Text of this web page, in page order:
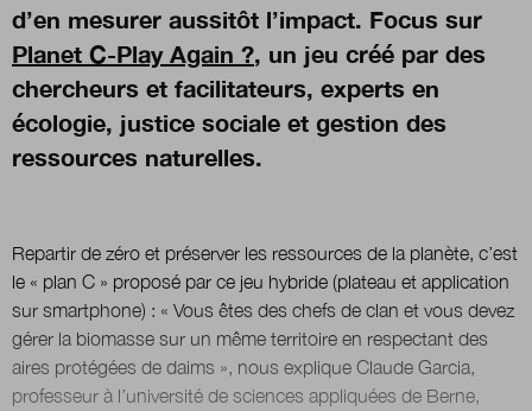
d’en mesurer aussitôt l’impact. Focus sur
Planet C-Play Again ?, un jeu créé par des
chercheurs et facilitateurs, experts en
écologie, justice sociale et gestion des
ressources naturelles.
Repartir de zéro et préserver les ressources de la planète, c’est
le « plan C » proposé par ce jeu hybride (plateau et application
sur smartphone) : « Vous êtes des chefs de clan et vous devez
gérer la biomasse sur un même territoire en respectant des
aires protégées de daims », nous explique Claude Garcia,
professeur à l’université de sciences appliquées de Berne,